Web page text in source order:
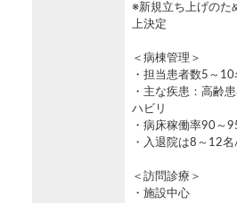
※新規立ち上げのた
上決定
＜病棟管理＞
・担当患者数5～10
・主な疾患：高齢
ハビリ
・病床稼
・入退院は8～12
＜訪問診療＞
・施設中心